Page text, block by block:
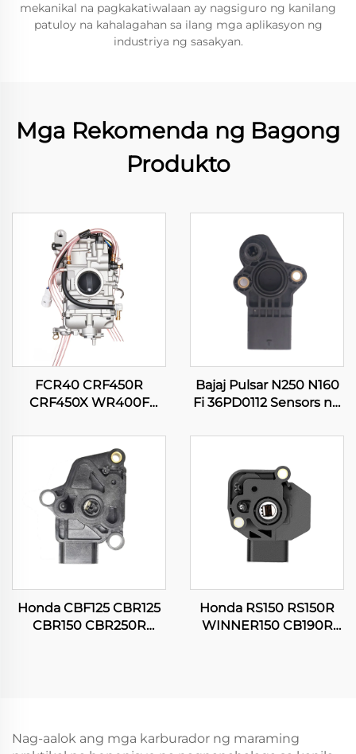
mekanikal na pagkakatiwalaan ay nagsiguro ng kanilang
patuloy na kahalagahan sa ilang mga aplikasyon ng
industriya ng sasakyan.
Mga Rekomenda ng Bagong
Produkto
FCR40 CRF450R
CRF450X WR400F
YZ400F YZ426F YZ450F
Kaburetor ng Motor na
Pangkarera
Bajaj Pulsar N250 N160
Fi 36PD0112 Sensors ng
Pagbubukas ng
Honda CBF125 CBR125
CBR150 CBR250R
Honda RS150 RS150R
WINNER150 CB190R
Nag-aalok ang mga karburador ng maraming